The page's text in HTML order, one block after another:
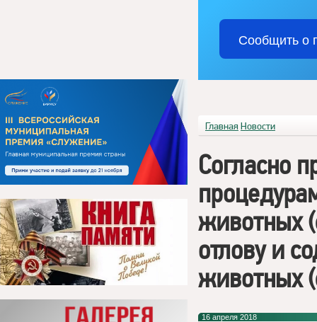
Сообщить о
Главная Новости
Согласно
животных
отлову и
животных
16 апреля 2018